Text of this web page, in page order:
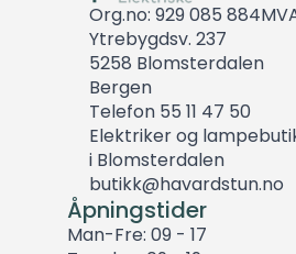
Org.no: 929 085
Ytrebygdsv. 237
5258 Blomsterdalen
Bergen
Telefon 55 11 47 50
Elektriker og
i Blomsterdalen
butikk@havardstun.no
Åpningstider
Man-Fre: 09 - 17